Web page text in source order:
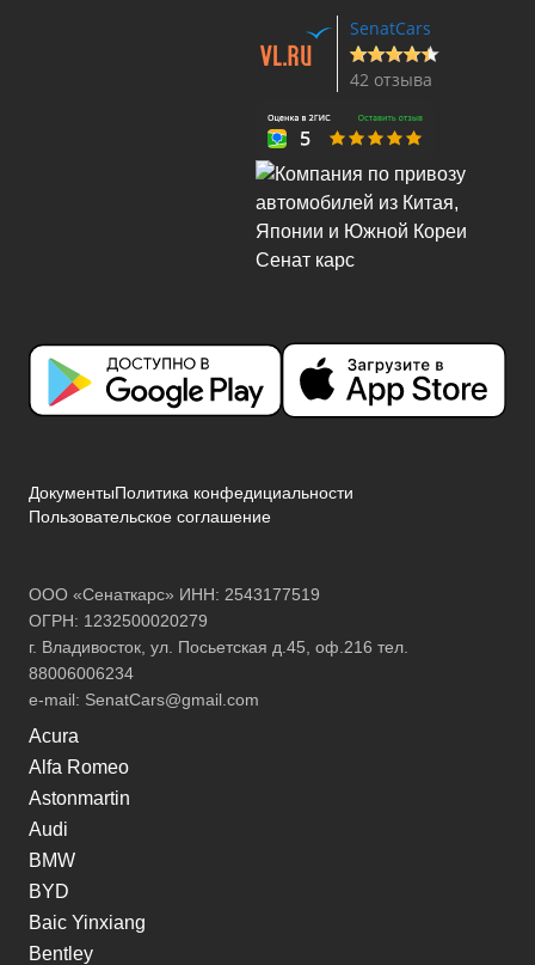
SenatCars
42 отзыва
ДокументыПолитика конфедициальности
Пользовательское соглашение
ООО «Сенаткарс» ИНН: 2543177519
ОГРН: 1232500020279
г. Владивосток, ул. Посьетская д.45, оф.216 тел.
88006006234
e-mail: SenatCars@gmail.com
Acura
Alfa Romeo
Astonmartin
Audi
BMW
BYD
Baic Yinxiang
Bentley